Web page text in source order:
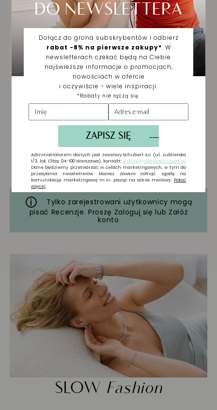
Tylko zarejestrowani użytkownicy mogą
pisać Recenzje. Proszę Zaloguj się lub Załóż
konto
SLOW Fashion